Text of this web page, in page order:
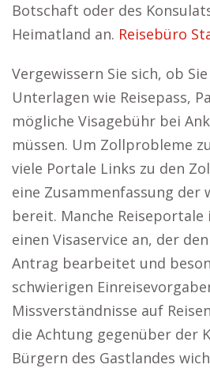
Botschaft oder des
Heimatland an. Reisebüro
Vergewissern Sie sich, ob
Unterlagen wie Reisepass,
mögliche Visagebühr bei
müssen. Um Zollprobleme
viele Portale Links zu den
eine Zusammenfassung der
bereit. Manche
einen Visaservice an, der
Antrag bearbeitet und
schwierigen
Missverständnisse auf
die Achtung gegenüber der
Bürgern des Gastlandes